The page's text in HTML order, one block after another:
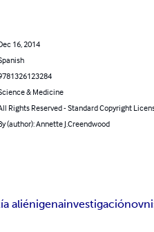
16, 2014
& Medicine
Rights Reserved - Standard Copyright
(author): Annette J.Creendwood
aliénigenainvestigación